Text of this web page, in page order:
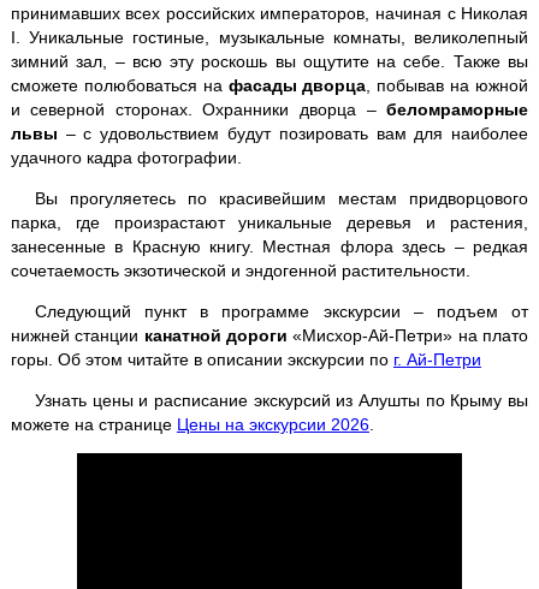
Ласточкино гнездо
Ливадийский дворец
Массандровский дворец
Мангуп-Кале
Никитский ботанический сад
Поляна Сказок + Ялтинский зоопарк
ПещерыЧатыр-Дага
Севастополь+ Херсонес
принимавших всех российских императоров, начиная с Николая
I. Уникальные гостиные, музыкальные комнаты, великолепный
зимний зал, – всю эту роскошь вы ощутите на себе. Также вы
сможете полюбоваться на фасады дворца , побывав на южной
и северной сторонах. Охранники дворца –беломраморные
львы – с удовольствием будут позировать вам для наиболее
удачного кадра фотографии.
Вы прогуляетесь по красивейшим местам придворцового
парка, где произрастают уникальные деревья и растения,
занесенные в Красную книгу. Местная флора здесь – редкая
сочетаемость экзотической и эндогенной растительности.
Следующий пункт в программе экскурсии – подъем от
нижней станции канатной дороги «Мисхор-Ай-Петри» на плато
горы. Об этом читайте в описании экскурсии по г. Ай-Петри
Узнать цены и расписание экскурсий из Алушты по Крыму вы
можете на странице Цены на экскурсии 2026.